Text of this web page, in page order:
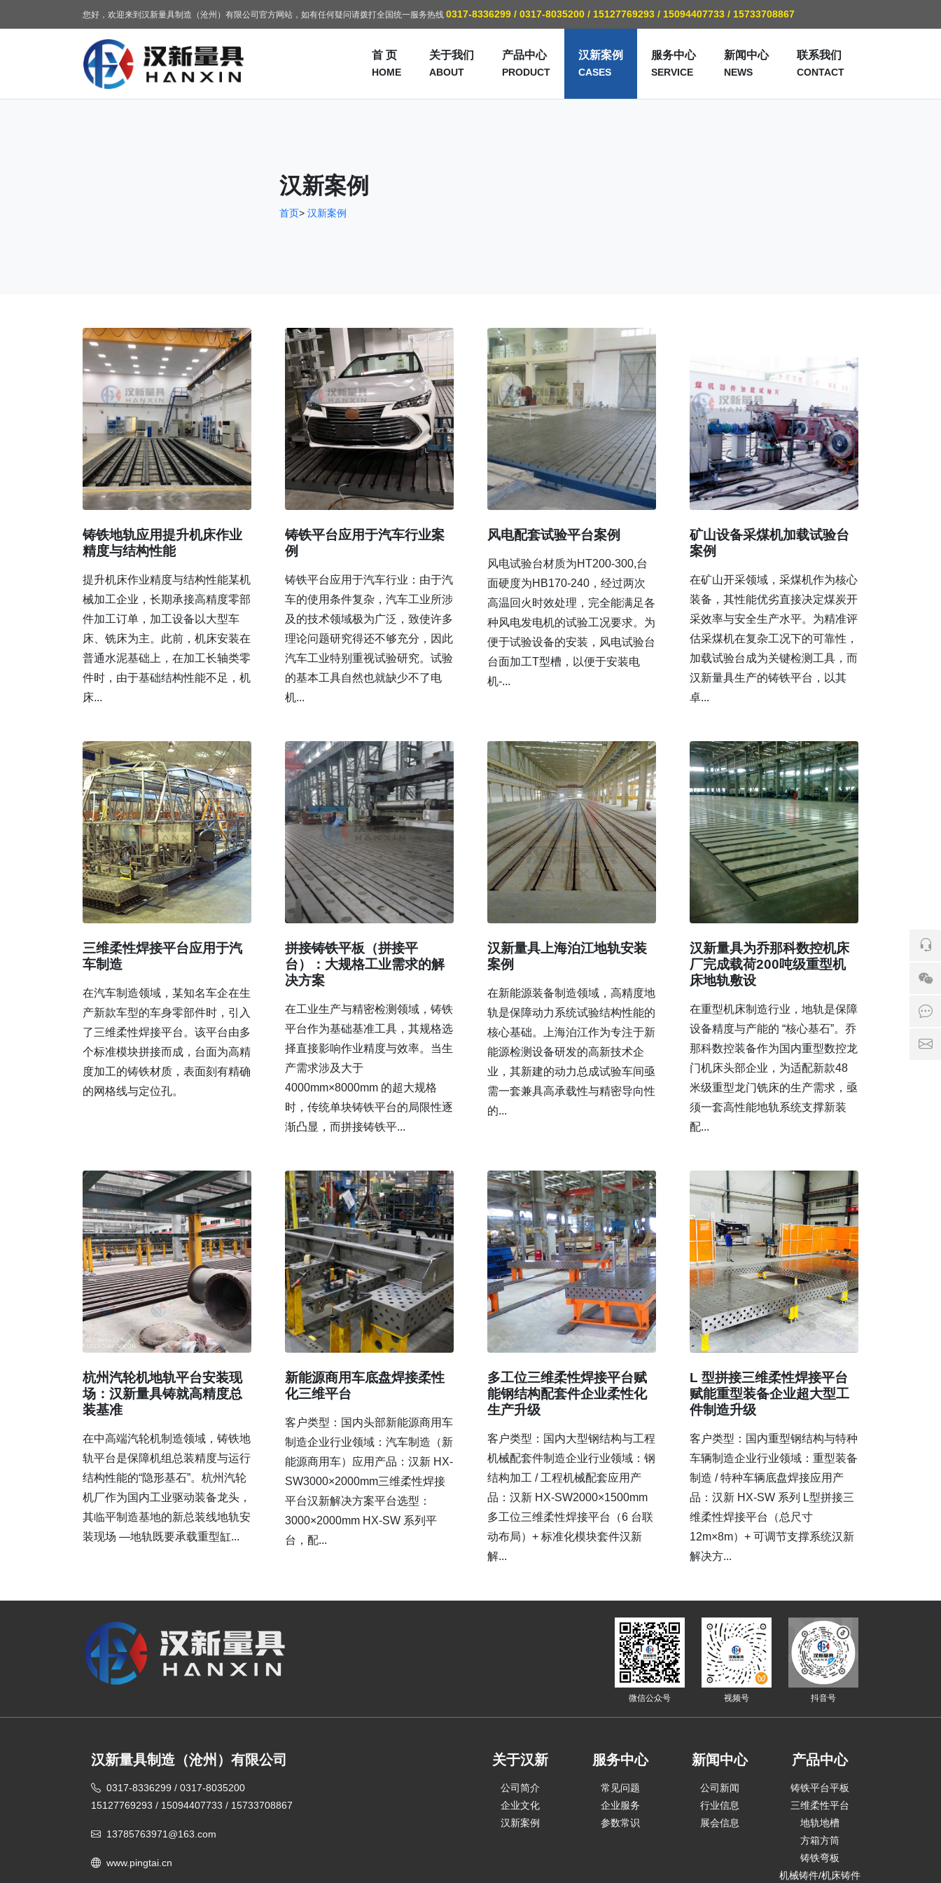
您好，欢迎来到汉新量具制造（沧州）有限公司官方网站，如有任何疑问请拨打全国统一服务热线 0317-8336299 / 0317-8035200 / 15127769293 / 15094407733 / 15733708867
首 页
HOME
关于我们
ABOUT
产品中心
PRODUCT
汉新案例
CASES
服务中心
SERVICE
新闻中心
NEWS
联系我们
CONTACT
汉新案例
首页> 汉新案例
铸铁地轨应用提升机床作业
精度与结构性能
提升机床作业精度与结构性能某机
械加工企业，长期承接高精度零部
件加工订单，加工设备以大型车
床、铣床为主。此前，机床安装在
普通水泥基础上，在加工长轴类零
件时，由于基础结构性能不足，机
床...
铸铁平台应用于汽车行业案
例
铸铁平台应用于汽车行业：由于汽
车的使用条件复杂，汽车工业所涉
及的技术领域极为广泛，致使许多
理论问题研究得还不够充分，因此
汽车工业特别重视试验研究。试验
的基本工具自然也就缺少不了电
机...
风电配套试验平台案例
风电试验台材质为HT200-300,台
面硬度为HB170-240，经过两次
高温回火时效处理，完全能满足各
种风电发电机的试验工况要求。为
便于试验设备的安装，风电试验台
台面加工T型槽，以便于安装电
机-...
矿山设备采煤机加载试验台
案例
在矿山开采领域，采煤机作为核心
装备，其性能优劣直接决定煤炭开
采效率与安全生产水平。为精准评
估采煤机在复杂工况下的可靠性，
加载试验台成为关键检测工具，而
汉新量具生产的铸铁平台，以其
卓...
三维柔性焊接平台应用于汽
车制造
在汽车制造领域，某知名车企在生
产新款车型的车身零部件时，引入
了三维柔性焊接平台。该平台由多
个标准模块拼接而成，台面为高精
度加工的铸铁材质，表面刻有精确
的网格线与定位孔。
拼接铸铁平板（拼接平
台）：大规格工业需求的解
决方案
在工业生产与精密检测领域，铸铁
平台作为基础基准工具，其规格选
择直接影响作业精度与效率。当生
产需求涉及大于
4000mm×8000mm 的超大规格
时，传统单块铸铁平台的局限性逐
渐凸显，而拼接铸铁平...
汉新量具上海泊江地轨安装
案例
在新能源装备制造领域，高精度地
轨是保障动力系统试验结构性能的
核心基础。上海泊江作为专注于新
能源检测设备研发的高新技术企
业，其新建的动力总成试验车间亟
需一套兼具高承载性与精密导向性
的...
汉新量具为乔那科数控机床
厂完成载荷200吨级重型机
床地轨敷设
在重型机床制造行业，地轨是保障
设备精度与产能的 “核心基石”。乔
那科数控装备作为国内重型数控龙
门机床头部企业，为适配新款48
米级重型龙门铣床的生产需求，亟
须一套高性能地轨系统支撑新装
配...
杭州汽轮机地轨平台安装现
场：汉新量具铸就高精度总
装基准
在中高端汽轮机制造领域，铸铁地
轨平台是保障机组总装精度与运行
结构性能的“隐形基石”。杭州汽轮
机厂作为国内工业驱动装备龙头，
其临平制造基地的新总装线地轨安
装现场 —地轨既要承载重型缸...
新能源商用车底盘焊接柔性
化三维平台
客户类型：国内头部新能源商用车
制造企业行业领域：汽车制造（新
能源商用车）应用产品：汉新 HX-
SW3000×2000mm三维柔性焊接
平台汉新解决方案平台选型：
3000×2000mm HX-SW 系列平
台，配...
多工位三维柔性焊接平台赋
能钢结构配套件企业柔性化
生产升级
客户类型：国内大型钢结构与工程
机械配套件制造企业行业领域：钢
结构加工 / 工程机械配套应用产
品：汉新 HX-SW2000×1500mm
多工位三维柔性焊接平台（6 台联
动布局）+ 标准化模块套件汉新
解...
L 型拼接三维柔性焊接平台
赋能重型装备企业超大型工
件制造升级
客户类型：国内重型钢结构与特种
车辆制造企业行业领域：重型装备
制造 / 特种车辆底盘焊接应用产
品：汉新 HX-SW 系列 L型拼接三
维柔性焊接平台（总尺寸
12m×8m）+ 可调节支撑系统汉新
解决方...
微信公众号 视频号 抖音号
汉新量具制造（沧州）有限公司
0317-8336299 / 0317-8035200
15127769293 / 15094407733 / 15733708867
13785763971@163.com
www.pingtai.cn
关于汉新
公司简介
企业文化
汉新案例
服务中心
常见问题
企业服务
参数常识
新闻中心
公司新闻
行业信息
展会信息
产品中心
铸铁平台平板
三维柔性平台
地轨地槽
方箱方筒
铸铁弯板
机械铸件/机床铸件
电
点击
邮箱